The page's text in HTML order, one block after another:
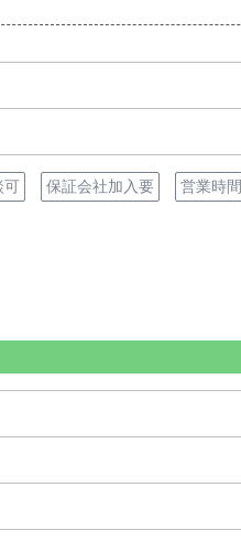
可 保証会社加入要 営業時